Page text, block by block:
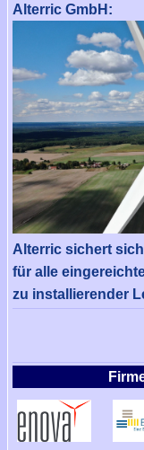
Alterric GmbH:
Alterric sichert
für alle
zu installierender